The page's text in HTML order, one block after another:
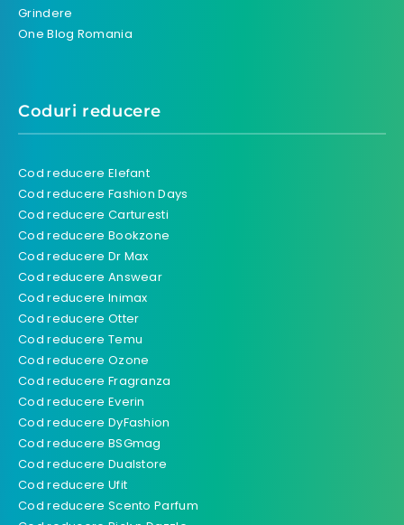
Grindere
One Blog Romania
Coduri reducere
Cod reducere Elefant
Cod reducere Fashion Days
Cod reducere Carturesti
Cod reducere Bookzone
Cod reducere Dr Max
Cod reducere Answear
Cod reducere Inimax
Cod reducere Otter
Cod reducere Temu
Cod reducere Ozone
Cod reducere Fragranza
Cod reducere Everin
Cod reducere DyFashion
Cod reducere BSGmag
Cod reducere Dualstore
Cod reducere Ufit
Cod reducere Scento Parfum